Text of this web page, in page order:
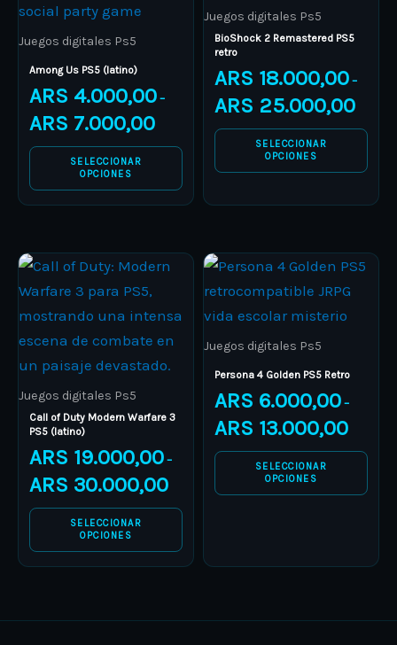
Juegos digitales Ps5
Among Us PS5 (latino)
ARS 4.000,00 –
ARS 7.000,00
ARS 7.000,00
SELECCIONAR
OPCIONES
has
multiple
The
may
chosen
on
product
page
Juegos digitales Ps5
BioShock 2 Remastered PS5
retro
ARS 18.000,00 –
ARS 25.000,00
SELECCIONAR
OPCIONES
has
multiple
variants.
The
options
may
on
product
page
Juegos digitales Ps5
Call of Duty Modern Warfare 3
PS5 (latino)
ARS 19.000,00 –
ARS 30.000,00
Price
range:
ARS 19.000,00
ARS 30.000,00
SELECCIONAR
OPCIONES
This
product
has
multiple
variants.
The
options
may
be
chosen
on
product
Juegos digitales Ps5
Persona 4 Golden PS5 Retro
ARS 6.000,00 –
ARS 13.000,00
range:
ARS
SELECCIONAR
OPCIONES
This
product
has
multiple
options
may
be
chosen
product